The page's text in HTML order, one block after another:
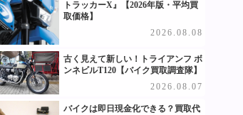
トラッカーX』【2026年版・平均買
取価格】
2026.08.08
古く見えて新しい！トライアンフ ボ
ンネビルT120【バイク買取調査隊】
2026.08.07
バイクは即日現金化できる？買取代